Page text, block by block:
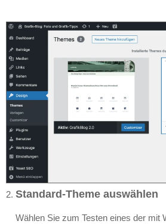
Standard-Theme auswählen
Wählen Sie zum Testen eines der mit